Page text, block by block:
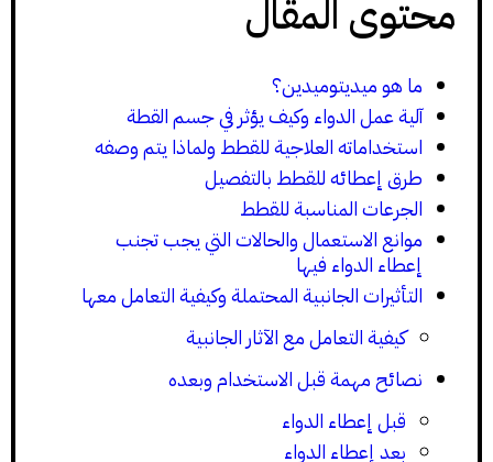
محتوى المقال
ما هو ميديتوميدين؟
آلية عمل الدواء وكيف يؤثر في جسم القطة
استخداماته العلاجية للقطط ولماذا يتم وصفه
طرق إعطائه للقطط بالتفصيل
الجرعات المناسبة للقطط
موانع الاستعمال والحالات التي يجب تجنب
إعطاء الدواء فيها
التأثيرات الجانبية المحتملة وكيفية التعامل معها
كيفية التعامل مع الآثار الجانبية
نصائح مهمة قبل الاستخدام وبعده
قبل إعطاء الدواء
بعد إعطاء الدواء